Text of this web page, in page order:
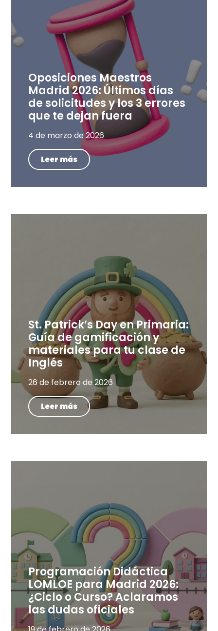
Oposiciones Maestros
Madrid 2026: Últimos días
de solicitudes y los 3 errores
que te dejan fuera
4 de marzo de 2026
Leer más
St. Patrick’s Day en Primaria:
Guía de gamificación y
materiales para tu clase de
Inglés
26 de febrero de 2026
Leer más
Programación Didáctica
LOMLOE para Madrid 2026:
¿Ciclo o Curso? Aclaramos
las dudas oficiales